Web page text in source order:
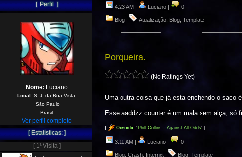
4:23 AM | Luciano | 0
Blog Atualização, Blog,Template
Porqueira.
(No Ratings Yet)
Uma outra coisa que já esta enchendo o
Esse aaddzz counter é um mala sem alça, só
[ Ouvindo: ‘ Phill Collins – Against All Odds‘]
3:11 AM | Luciano | 0
Blog ,Crash Internet | Blog ,Template
[ Perfil ]
Nome: Luciano
Local:S. J. da Boa Vista,
São Paulo
Brasil
Ver perfil completo
[ Estatísticas: ]
[ 1ª Visita ]